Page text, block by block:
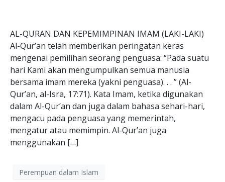
AL-QURAN DAN KEPEMIMPINAN IMAM (LAKI-LAKI)
Al-Qur’an telah memberikan peringatan keras
mengenai pemilihan seorang penguasa: “Pada suatu
hari Kami akan mengumpulkan semua manusia
bersama imam mereka (yakni penguasa). . . ” (Al-
Qur’an, al-Isra, 17:71). Kata Imam, ketika digunakan
dalam Al-Qur’an dan juga dalam bahasa sehari-hari,
mengacu pada penguasa yang memerintah,
mengatur atau memimpin. Al-Qur’an juga
menggunakan […]
Perempuan dalam Islam